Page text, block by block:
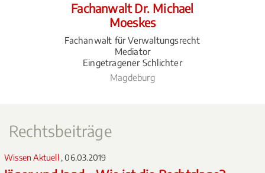
Fachanwalt Dr. Michael
Moeskes
Fachanwalt für Verwaltungsrecht
Mediator
Eingetragener Schlichter
Magdeburg
Rechtsbeiträge
Wissen Aktuell , 06.03.2019